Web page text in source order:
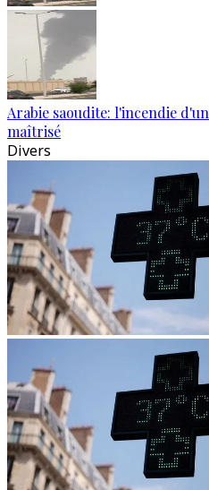
Arabie saoudite: l'incendie
maîtrisé
Divers